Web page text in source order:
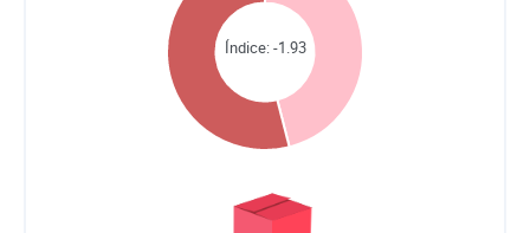
Índice:-1.93